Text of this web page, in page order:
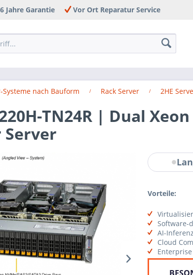
Jahre Garantie Vor Ort Reparatur Service
Systeme nach Bauform Rack Server 2HE
TN24R | Dual Xeon
Server
Vorteile:
Software-
AI-
Cloud